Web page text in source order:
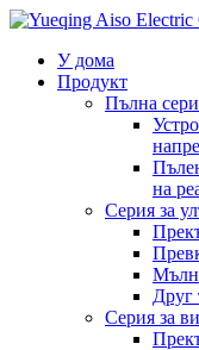
У дома
Продукт
Пълна
на
Серия за
Друг
Серия за